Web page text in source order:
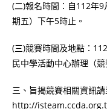
(二)報名時間：自112年
期五）下午5時止。
(三)競賽時間及地點：
民中學活動中心辦理（
三、旨揭競賽相關資訊
http://